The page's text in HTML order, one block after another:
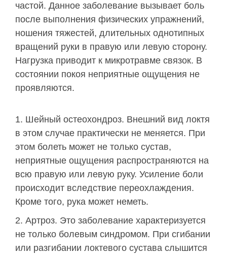
частой. Данное заболевание вызывает боль
после выполнения физических упражнений,
ношения тяжестей, длительных однотипных
вращений руки в правую или левую сторону.
Нагрузка приводит к микротравме связок. В
состоянии покоя неприятные ощущения не
проявляются.
Шейный остеохондроз. Внешний вид локтя
в этом случае практически не меняется. При
этом болеть может не только сустав,
неприятные ощущения распространяются на
всю правую или левую руку. Усиление боли
происходит вследствие переохлаждения.
Кроме того, рука может неметь.
Артроз. Это заболевание характеризуется
не только болевым синдромом. При сгибании
или разгибании локтевого сустава слышится